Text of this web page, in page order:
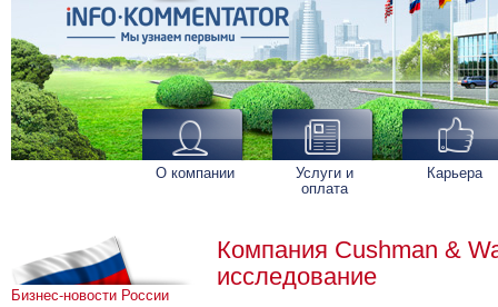
О компании Услуги и
оплата
Карьера
Бизнес-новости России
Компания Cushman &
исследование